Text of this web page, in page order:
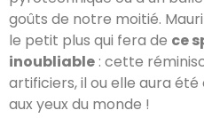
goûts de notre moitié.
le petit plus qui fera de ce
inoubliable : cette
artificiers, il ou elle aura
aux yeux du monde !